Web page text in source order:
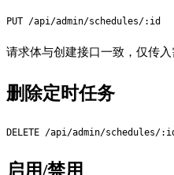
请求体与创建接口一致，仅传入
删除定时任务
启用/禁用